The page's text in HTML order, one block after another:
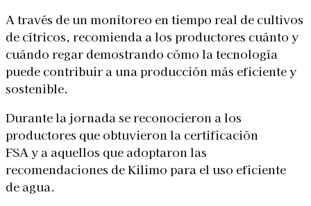
A través de un monitoreo en tiempo real de cultivos
de cítricos, recomienda a los productores cuánto y
cuándo regar demostrando cómo la tecnología
puede contribuir a una producción más eficiente y
sostenible.
Durante la jornada se reconocieron a los
productores que obtuvieron la certificación
FSA y a aquellos que adoptaron las
recomendaciones de Kilimo para el uso eficiente
de agua.